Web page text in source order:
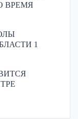
ВРЕМЯ
1